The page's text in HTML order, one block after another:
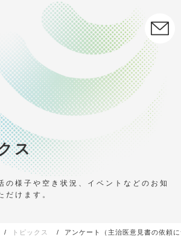
ス
の様子や空き状況、イベントなどの お知
だけます。
トピックス アンケート（主治医意見書の依頼